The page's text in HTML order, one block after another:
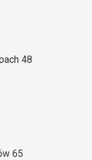
48
65